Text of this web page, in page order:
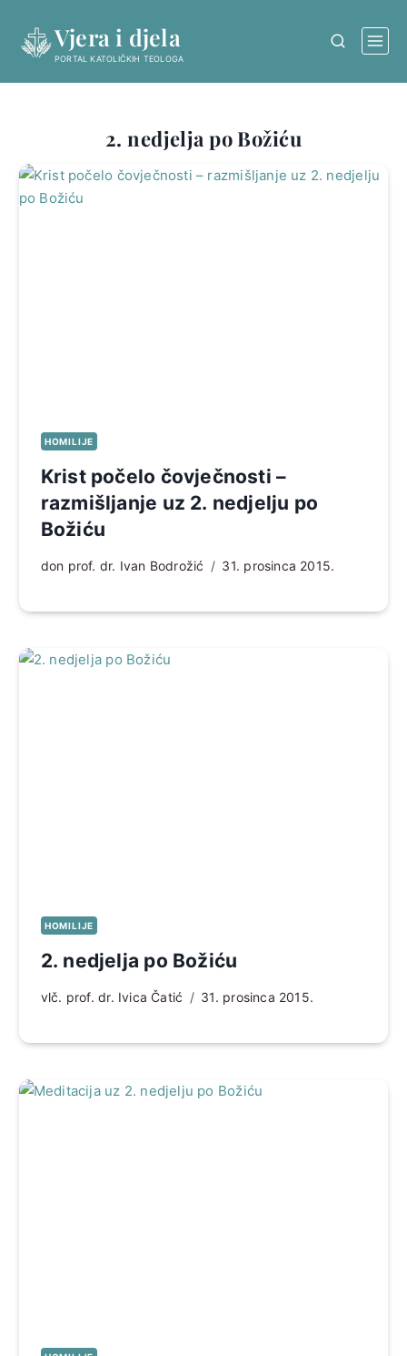
content
Vjera i djela
PORTAL KATOLIČKIH TEOLOGA
2. nedjelja po Božiću
HOMILIJE
Krist počelo čovječnosti –
razmišljanje uz 2. nedjelju po
Božiću
don prof. dr. Ivan Bodrožić 31. prosinca 2015.
HOMILIJE
2. nedjelja po Božiću
vlč. prof. dr. Ivica Čatić 31. prosinca 2015.